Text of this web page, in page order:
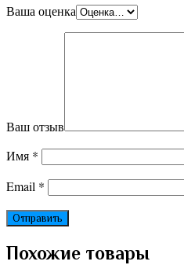
Ваша оценка
Ваш отзыв
Имя *
Email *
Похожие товары